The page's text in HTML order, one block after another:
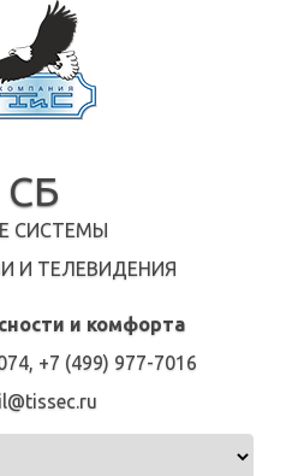
СБ
СИСТЕМЫ
И ТЕЛЕВИДЕНИЯ
и комфорта
+7 (499) 977-7016